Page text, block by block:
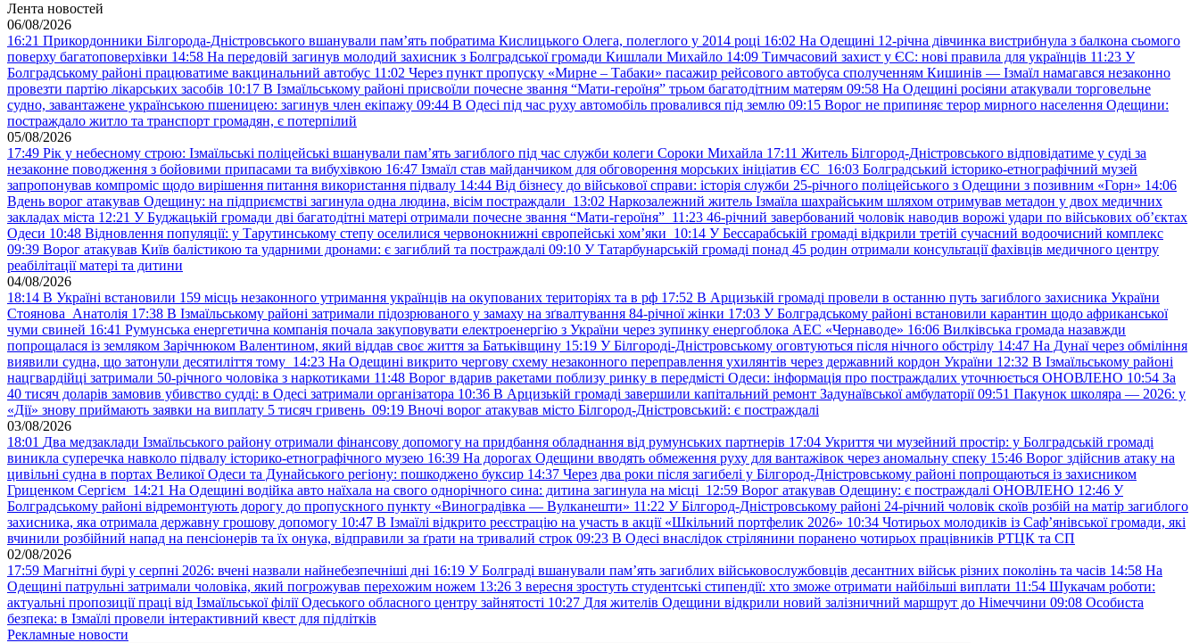
Лента новостей
06/08/2026
16:21 Прикордонники Білгорода-Дністровського вшанували пам’ять побратима Кислицького Олега, полеглого у 2014 році 16:02 На Одещині 12-річна дівчинка вистрибнула з балкона сьомого
поверху багатоповерхівки 14:58 На передовій загинув молодий захисник з Болградської громади Кишлали Михайло 14:09 Тимчасовий захист у ЄС: нові правила для українців 11:23 У
Болградському районі працюватиме вакцинальний автобус 11:02 Через пункт пропуску «Мирне – Табаки» пасажир рейсового автобуса сполученням Кишинів — Ізмаїл намагався незаконно
провезти партію лікарських засобів 10:17 В Ізмаїльському районі присвоїли почесне звання “Мати-героїня” трьом багатодітним матерям 09:58 На Одещині росіяни атакували торговельне
судно, завантажене українською пшеницею: загинув член екіпажу 09:44 В Одесі під час руху автомобіль провалився під землю 09:15 Ворог не припиняє терор мирного населення Одещини:
постраждало житло та транспорт громадян, є потерпілий
05/08/2026
17:49 Рік у небесному строю: Ізмаїльські поліцейські вшанували пам’ять загиблого під час служби колеги Сороки Михайла 17:11 Житель Білгород-Дністровського відповідатиме у суді за
незаконне поводження з бойовими припасами та вибухівкою 16:47 Ізмаїл став майданчиком для обговорення морських ініціатив ЄС 16:03 Болградський історико-етнографічний музей
запропонував компроміс щодо вирішення питання використання підвалу 14:44 Від бізнесу до військової справи: історія служби 25-річного поліцейського з Одещини з позивним «Горн» 14:06
Вдень ворог атакував Одещину: на підприємстві загинула одна людина, вісім постраждали 13:02 Наркозалежний житель Ізмаїла шахрайським шляхом отримував метадон у двох медичних
закладах міста 12:21 У Буджацькій громади дві багатодітні матері отримали почесне звання “Мати-героїня” 11:23 46-річний завербований чоловік наводив ворожі удари по військових обʼєктах
Одеси 10:48 Відновлення популяції: у Тарутинському степу оселилися червонокнижні європейські хом’яки 10:14 У Бессарабській громаді відкрили третій сучасний водоочисний комплекс
09:39 Ворог атакував Київ балістикою та ударними дронами: є загиблий та постраждалі 09:10 У Татарбунарській громаді понад 45 родин отримали консультації фахівців медичного центру
реабілітації матері та дитини
04/08/2026
18:14 В Україні встановили 159 місць незаконного утримання українців на окупованих територіях та в рф 17:52 В Арцизькій громаді провели в останню путь загиблого захисника України
Стоянова Анатолія 17:38 В Ізмаїльському районі затримали підозрюваного у замаху на зґвалтування 84-річної жінки 17:03 У Болградському районі встановили карантин щодо африканської
чуми свиней 16:41 Румунська енергетична компанія почала закуповувати електроенергію з України через зупинку енергоблока АЕС «Чернаводе» 16:06 Вилківська громада назавжди
попрощалася із земляком Зарічнюком Валентином, який віддав своє життя за Батьківщину 15:19 У Білгороді-Дністровському оговтуються після нічного обстрілу 14:47 На Дунаї через обміління
виявили судна, що затонули десятиліття тому 14:23 На Одещині викрито чергову схему незаконного переправлення ухилянтів через державний кордон України 12:32 В Ізмаїльському районі
нацгвардійці затримали 50-річного чоловіка з наркотиками 11:48 Ворог вдарив ракетами поблизу ринку в передмісті Одеси: інформація про постраждалих уточнюється ОНОВЛЕНО 10:54 За
40 тисяч доларів замовив убивство судді: в Одесі затримали організатора 10:36 В Арцизькій громаді завершили капітальний ремонт Задунаївської амбулаторії 09:51 Пакунок школяра — 2026: у
«Дії» знову приймають заявки на виплату 5 тисяч гривень 09:19 Вночі ворог атакував місто Білгород-Дністровський: є постраждалі
03/08/2026
18:01 Два медзаклади Ізмаїльського району отримали фінансову допомогу на придбання обладнання від румунських партнерів 17:04 Укриття чи музейний простір: у Болградській громаді
виникла суперечка навколо підвалу історико-етнографічного музею 16:39 На дорогах Одещини вводять обмеження руху для вантажівок через аномальну спеку 15:46 Ворог здійснив атаку на
цивільні судна в портах Великої Одеси та Дунайського регіону: пошкоджено буксир 14:37 Через два роки після загибелі у Білгород-Дністровському районі попрощаються із захисником
Гриценком Сергієм 14:21 На Одещині водійка авто наїхала на свого однорічного сина: дитина загинула на місці 12:59 Ворог атакував Одещину: є постраждалі ОНОВЛЕНО 12:46 У
Болградському районі відремонтують дорогу до пропускного пункту «Виноградівка — Вулканешти» 11:22 У Білгород-Дністровському районі 24-річний чоловік скоїв розбій на матір загиблого
захисника, яка отримала державну грошову допомогу 10:47 В Ізмаїлі відкрито реєстрацію на участь в акції «Шкільний портфелик 2026» 10:34 Чотирьох молодиків із Саф’янівської громади, які
вчинили розбійний напад на пенсіонерів та їх онука, відправили за ґрати на тривалий строк 09:23 В Одесі внаслідок стрілянини поранено чотирьох працівників РТЦК та СП
02/08/2026
17:59 Магнітні бурі у серпні 2026: вчені назвали найнебезпечніші дні 16:19 У Болграді вшанували пам’ять загиблих військовослужбовців десантних військ різних поколінь та часів 14:58 На
Одещині патрульні затримали чоловіка, який погрожував перехожим ножем 13:26 З вересня зростуть студентські стипендії: хто зможе отримати найбільші виплати 11:54 Шукачам роботи:
актуальні пропозиції праці від Ізмаїльської філії Одеського обласного центру зайнятості 10:27 Для жителів Одещини відкрили новий залізничний маршрут до Німеччини 09:08 Особиста
безпека: в Ізмаїлі провели інтерактивний квест для підлітків
Рекламные новости